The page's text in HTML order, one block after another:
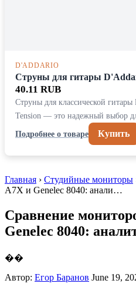
D'ADDARIO
Струны для гитары
40.11 RUB
Струны для классической
Tension — это надежный выбор
Подробнее о товаре
Купить
Главная › Студийные мониторы
A7X и Genelec 8040: анали…
Сравнение
Genelec 8040:
��
Автор: Егор Баранов June 19,